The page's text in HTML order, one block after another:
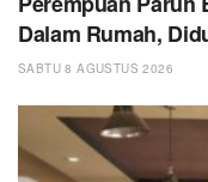
Dalam Rumah,
SABTU 8 AGUSTUS 2026